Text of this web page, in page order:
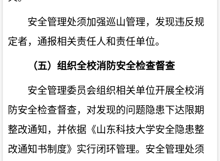
安全管理处须加强巡山管理，发现违反规
定者，通报相关责任人和责任单位。
（五）组织全校消防安全检查督查
安全管理委员会组织相关单位开展全校消
防安全检查督查，对发现的问题隐患下达限期
整改通知，并依据《山东科技大学安全隐患整
改通知书制度》实行闭环管理。安全管理处须